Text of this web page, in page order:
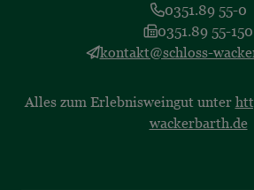
0351.89 55-0
0351.89 55-150
kontakt@schloss-
Alles zum Erlebnisweingut unter
wackerbarth.de